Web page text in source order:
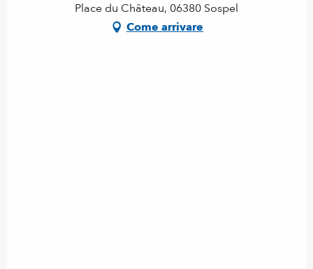
Place du Château, 06380 Sospel
Come arrivare